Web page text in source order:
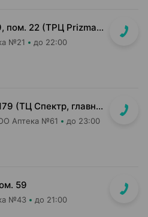
пр-т Партизанский, д. 79, пом. 22 (ТРЦ Prizma, подземный этаж вход возле м-на Мила)
№21 до 22:00
пр-т Независимости, д. 179 (ТЦ Спектр, главный вход, 1 этаж)
Аптека №61 до 23:00
59
№43 до 21:00